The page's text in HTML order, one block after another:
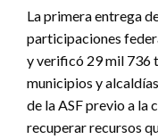
La primera entrega
participaciones
y verificó 29 mil 736
municipios y
de la ASF previo a la
recuperar recursos